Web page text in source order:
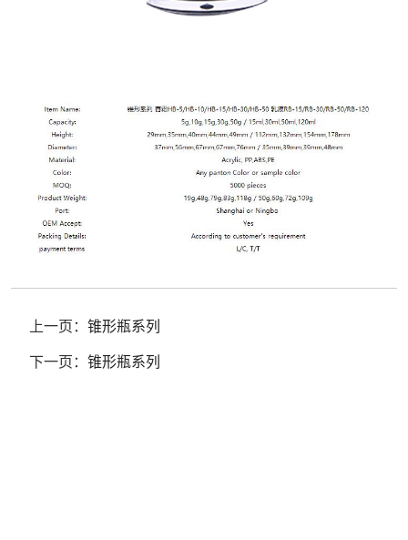
上一页： 锥形瓶系列
下一页： 锥形瓶系列